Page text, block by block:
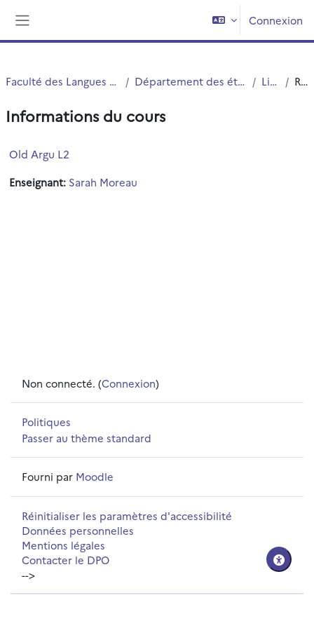
Connexion
Faculté des Langues Cultures et Sociétés (FLCS) Département des études anglophones - Angellier Licence 2 Résumé
Informations du cours
Old Argu L2
Enseignant: Sarah Moreau
Non connecté. (Connexion)
Politiques
Passer au thème standard
Fourni par Moodle
Réinitialiser les paramètres d'accessibilité
Données personnelles
Mentions légales
Contacter le DPO
-->